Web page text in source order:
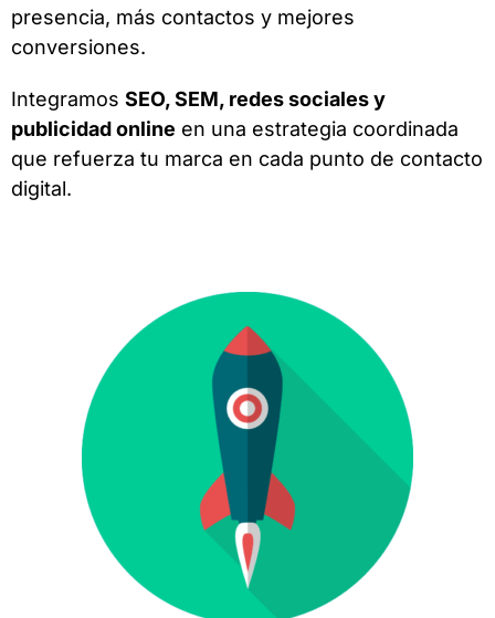
presencia, más contactos y mejores
conversiones.
Integramos SEO, SEM, redes sociales y
publicidad online en una estrategia coordinada
que refuerza tu marca en cada punto de contacto
digital.